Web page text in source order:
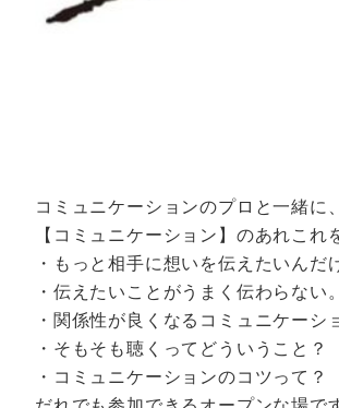
コミュニケーションのプロと一緒に、
【コミュニケーション】のあれこれ
・もっと相手に想いを伝えたいんだ
・伝えたいことがうまく伝わらない。
・関係性が良くなるコミュニケーシ
・そもそも聴くってどういうこと？
・コミュニケーションのコツって？